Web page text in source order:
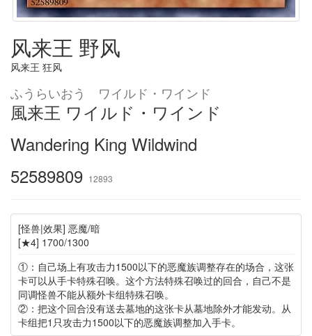
风来王 野风
风来王 狂风
ふうらいおう ワイルド・ワインド
風来王 ワイルド・ワインド
Wandering King Wildwind
52589809 12893
[怪兽|效果] 恶魔/暗
[★4] 1700/1300
①：自己场上有攻击力1500以下的恶魔族调整存在的场合，这张
卡可以从手卡特殊召唤。这个方法特殊召唤过的回合，自己不是
同调怪兽不能从额外卡组特殊召唤。
②：把这个回合没有送去墓地的这张卡从墓地除外才能发动。从
卡组把1只攻击力1500以下的恶魔族调整加入手卡。